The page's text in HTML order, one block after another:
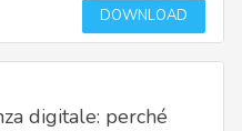
DOWNLOAD
digitale: perché